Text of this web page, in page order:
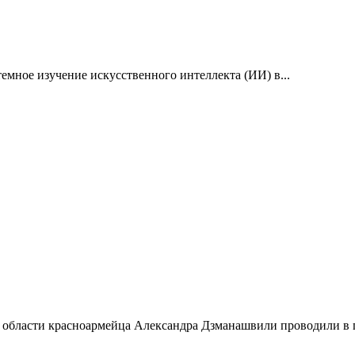
изучение искусственного интеллекта (ИИ) в...
красноармейца Александра Дзманашвили проводили в